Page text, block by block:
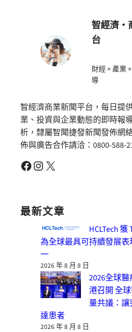
智經濟・
台
財經 × 產業
導
智經濟商業新聞平台，每日提
業、投資與企業動態的即時報
析，隸屬智聞捷發新聞發佈網
佈與廣告合作請洽：0800-588-
Facebook Instagram X
最新文章
HCLTech
為全球最具可持續發展
一
2026 年 8 月 8 日
2026全球
港召開 全
量共議：
達患者
2026 年 8 月 8 日